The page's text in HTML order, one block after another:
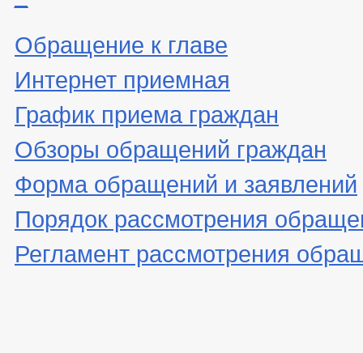
Обращение к главе
Интернет приемная
График приема граждан
Обзоры обращений граждан
Форма обращений и заявлений
Порядок рассмотрения
Регламент рассмотрения